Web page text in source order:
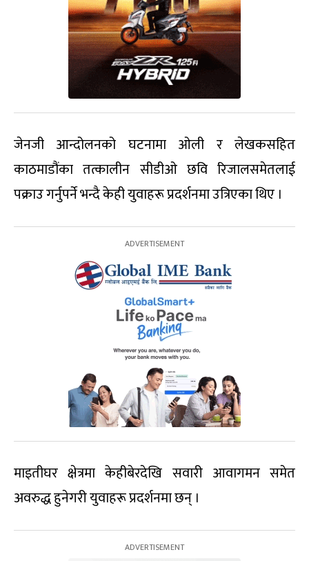
जेनजी आन्दोलनको घटनामा ओली र लेखकसहित
काठमाडौंका तत्कालीन सीडीओ छवि रिजालसमेतलाई
पक्राउ गर्नुपर्ने भन्दै केही युवाहरू प्रदर्शनमा उत्रिएका थिए ।
माइतीघर क्षेत्रमा केहीबेरदेखि सवारी आवागमन समेत
अवरुद्ध हुनेगरी युवाहरू प्रदर्शनमा छन् ।